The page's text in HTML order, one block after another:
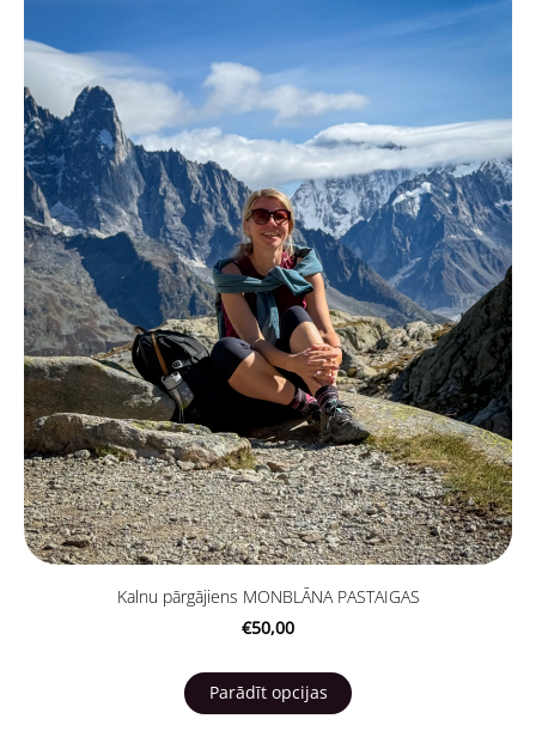
Kalnu pārgājiens MONBLĀNA PASTAIGAS
€50,00
Parādīt opcijas